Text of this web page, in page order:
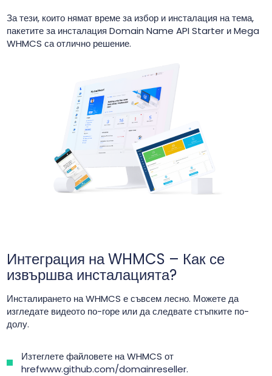
За тези, които нямат време за избор и инсталация на тема,
пакетите за инсталация Domain Name API Starter и Mega
WHMCS са отлично решение.
Интеграция на WHMCS – Как се
извършва инсталацията?
Инсталирането на WHMCS е съвсем лесно. Можете да
изгледате видеото по-горе или да следвате стъпките по-
долу.
Изтеглете файловете на WHMCS от
hrefwww.github.com/domainreseller.